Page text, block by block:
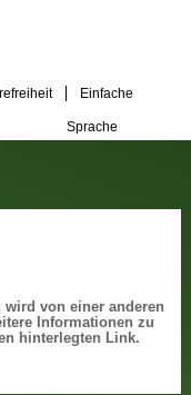
Einfache
Sprache
wird von einer anderen
Informationen zu
hinterlegten Link.